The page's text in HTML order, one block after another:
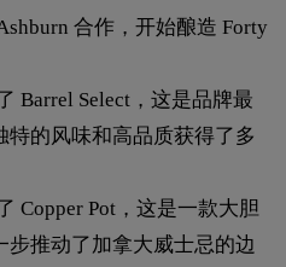
合作，开始酿造 Forty
Barrel Select，这是品牌最
的风味和高品质获得了多
Copper Pot，这是一款大胆
步推动了加拿大威士忌的边